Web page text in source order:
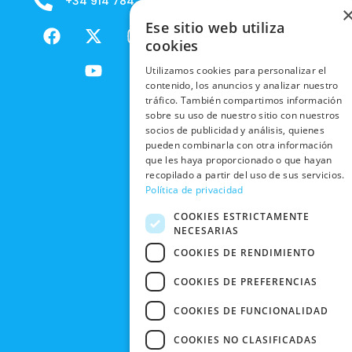
F
a
X
-
t
w
m
Y
o
u
t
NUESTOS
PRODUCTOS
SOCIAL
TRABAJA
CON
NOSOTROS
NUESTRAS
TIENDAS
FRIDAY
CONTACTO
NACIONALES
INTERNACIONALES
RECOGIDA
EN TIENDA
DEVOLUCIONES
Y CAMBIOS
CANCELAR
POLÍTICAS
PRIVACIDAD
EN RRSS
POLÍTICA DE
PRIVACIDAD
CONDICIONES
DE COMPRA
Ese sitio web utiliza
cookies
Utilizamos cookies para personalizar el
contenido, los anuncios y analizar nuestro
tráfico. También compartimos información
sobre su uso de nuestro sitio con nuestros
socios de publicidad y análisis, quienes
pueden combinarla con otra información
que les haya proporcionado o que hayan
recopilado a partir del uso de sus servicios.
Política de privacidad
COOKIES ESTRICTAMENTE
NECESARIAS
COOKIES DE RENDIMIENTO
COOKIES DE PREFERENCIAS
COOKIES DE FUNCIONALIDAD
COOKIES NO CLASIFICADAS